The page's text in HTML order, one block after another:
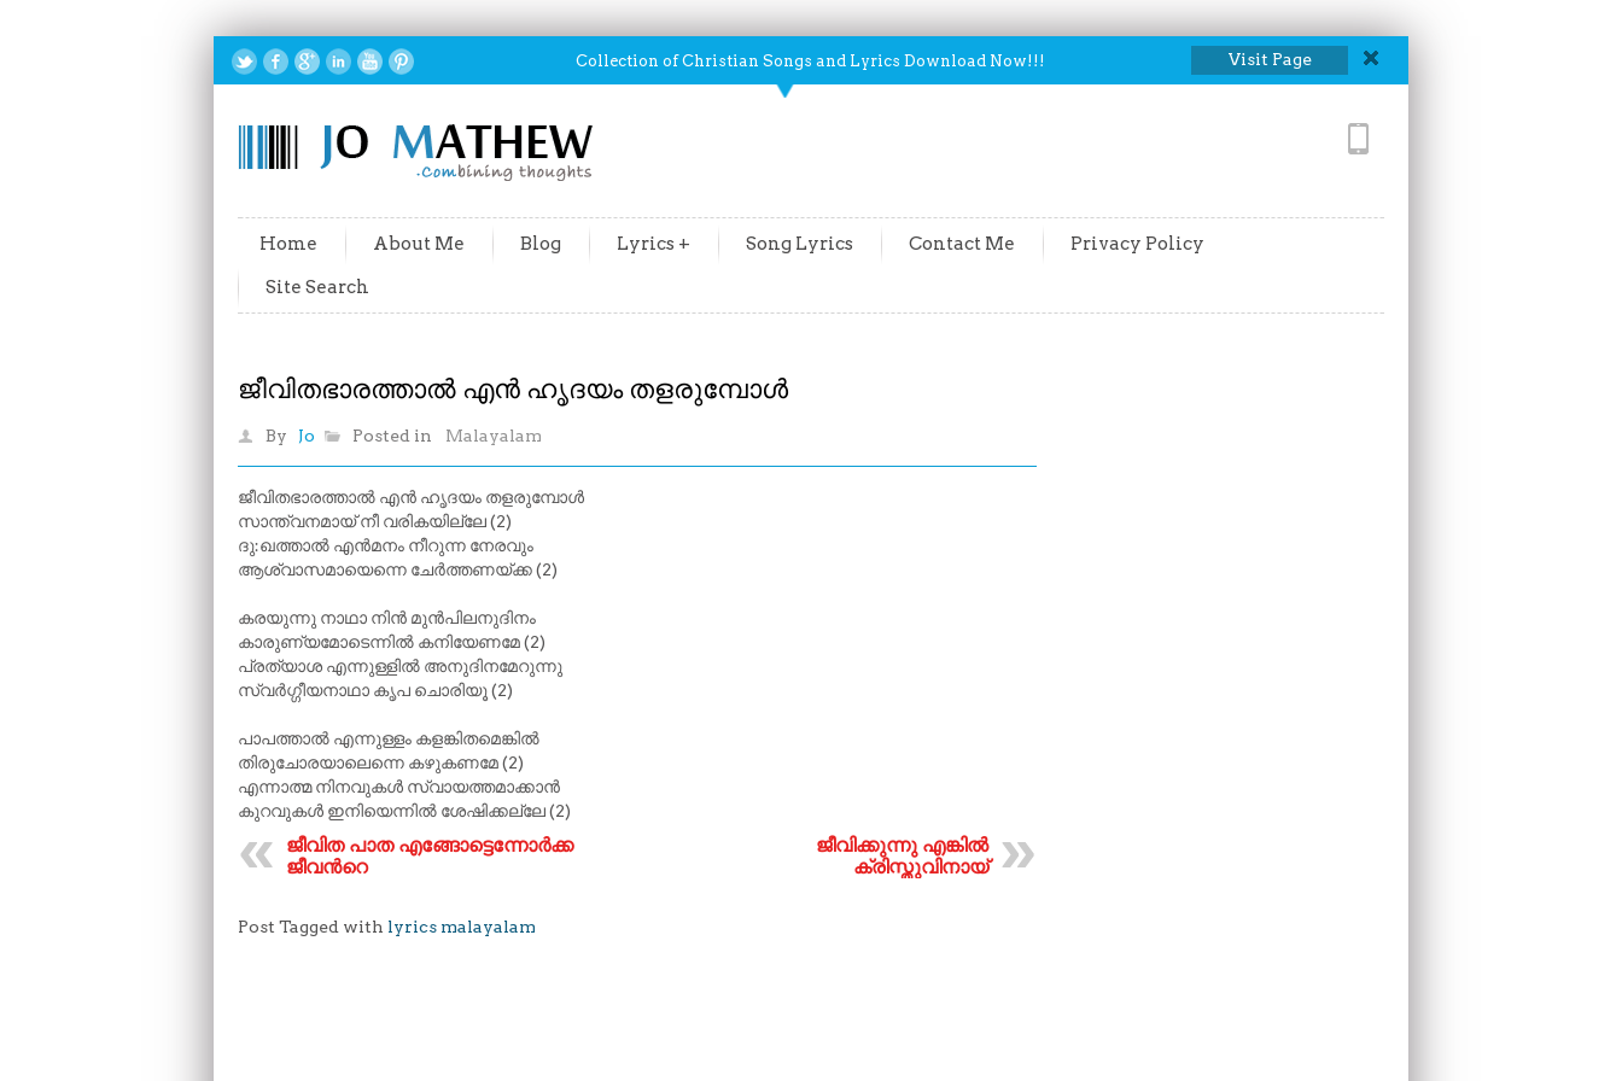
Collection of Christian Songs and Lyrics Download Now!!! Visit Page
Home About Me Blog Lyrics + Song Lyrics Contact Me
Privacy Policy
Site Search
ജീവിതഭാരത്താൽ എൻ ഹൃദയം തളരുമ്പോൾ
By Jo Posted in Malayalam
ജീവിതഭാരത്താൽ എൻ ഹൃദയം തളരുമ്പോൾ
സാന്ത്വനമായ് നീ വരികയില്ലേ (2)
ദു:ഖത്താൽ എൻമനം നീറുന്ന നേരവും
ആശ്വാസമായെന്നെ ചേർത്തണയ്ക്ക (2)
കരയുന്നു നാഥാ നിൻ മുൻപിലനുദിനം
കാരുണ്യമോടെന്നിൽ കനിയേണമേ (2)
പ്രത്യാശ എന്നുള്ളിൽ അനുദിനമേറുന്നു
സ്വർഗ്ഗീയനാഥാ കൃപ ചൊരിയൂ (2)
പാപത്താൽ എന്നുള്ളം കളങ്കിതമെങ്കിൽ
തിരുചോരയാലെന്നെ കഴുകണമേ (2)
എന്നാത്മ നിനവുകൾ സ്വായത്തമാക്കാൻ
കുറവുകൾ ഇനിയെന്നിൽ ശേഷിക്കല്ലേ (2)
ജീവിത പാത എങ്ങോട്ടെന്നോർക്ക
ജീവന്‍റെ
ജീവിക്കുന്നു എങ്കിൽ
ക്രിസ്തുവിനായ്
Post Tagged with lyrics malayalam